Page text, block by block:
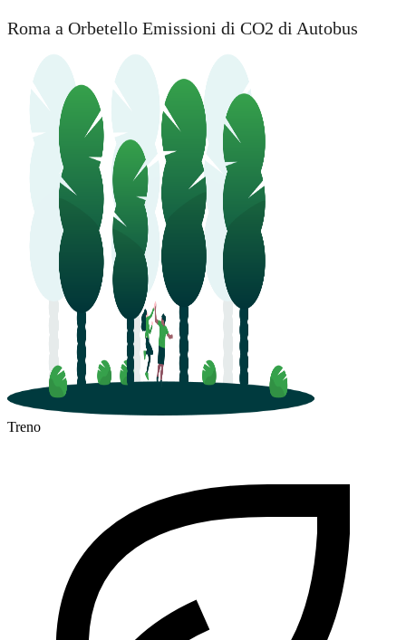
Roma a Orbetello Emissioni di CO2 di Autobus
Treno